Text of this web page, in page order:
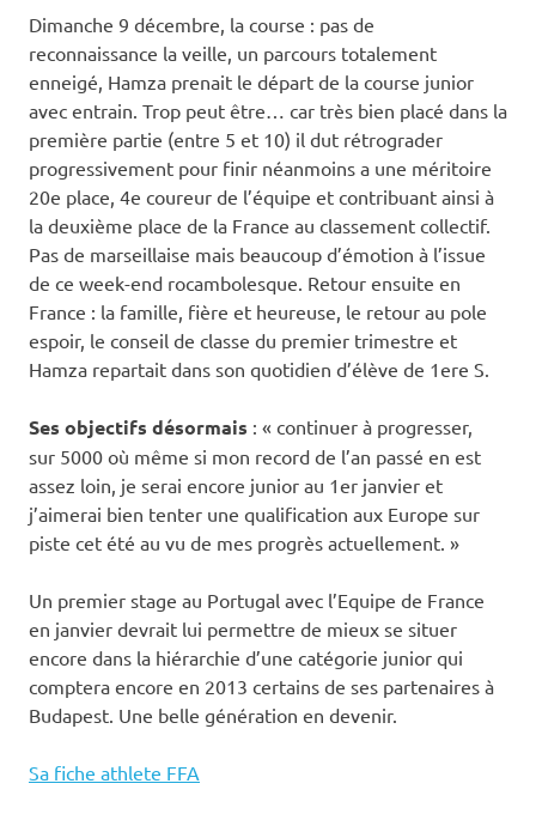
Dimanche 9 décembre, la course : pas de
reconnaissance la veille, un parcours totalement
enneigé, Hamza prenait le départ de la course junior
avec entrain. Trop peut être… car très bien placé dans la
première partie (entre 5 et 10) il dut rétrograder
progressivement pour finir néanmoins a une méritoire
20e place, 4e coureur de l’équipe et contribuant ainsi à
la deuxième place de la France au classement collectif.
Pas de marseillaise mais beaucoup d’émotion à l’issue
de ce week-end rocambolesque. Retour ensuite en
France : la famille, fière et heureuse, le retour au pole
espoir, le conseil de classe du premier trimestre et
Hamza repartait dans son quotidien d’élève de 1ere S.
Ses objectifs désormais : « continuer à progresser,
sur 5000 où même si mon record de l’an passé en est
assez loin, je serai encore junior au 1er janvier et
j’aimerai bien tenter une qualification aux Europe sur
piste cet été au vu de mes progrès actuellement. »
Un premier stage au Portugal avec l’Equipe de France
en janvier devrait lui permettre de mieux se situer
encore dans la hiérarchie d’une catégorie junior qui
comptera encore en 2013 certains de ses partenaires à
Budapest. Une belle génération en devenir.
Sa fiche athlete FFA